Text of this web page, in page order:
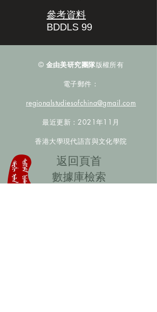
參考資料
BDDLS 99
© 金由美研究團隊版權所有
電子郵件：
regionalstudiesofchina@gmail.com
最近更新：2021年11月
香港大學現代語言與文化學院
​返回頁首
數據庫檢索